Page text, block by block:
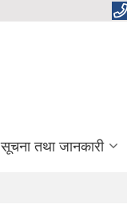
सूचना तथा जानकारी